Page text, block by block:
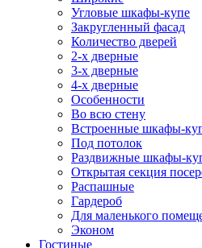
Угловые шкафы-купе
Закругленный фасад
Количество дверей
2-х дверные
3-х дверные
4-х дверные
Особенности
Во всю стену
Встроенные шкафы-
Под потолок
Раздвижные шкафы-
Открытая секция
Распашные
Гардероб
Для маленького
Эконом
Гостиные